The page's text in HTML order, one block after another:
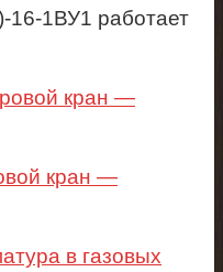
1ВУ1 работает
кран —